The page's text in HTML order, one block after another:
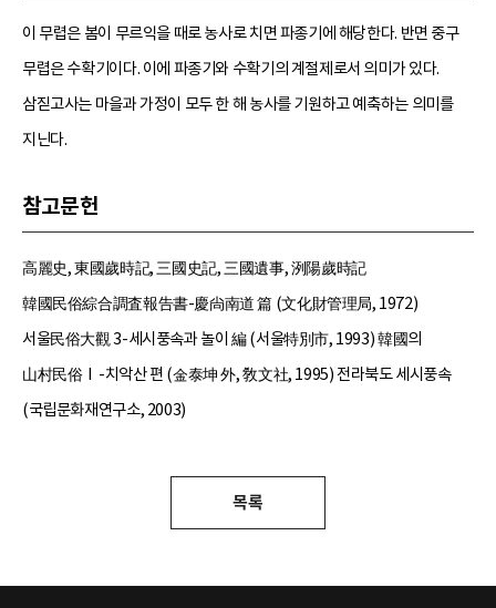
이 무렵은 봄이 무르익을 때로 농사로 치면 파종기에 해당한다. 반면 중구
무렵은 수확기이다. 이에 파종기와 수확기의 계절제로서 의미가 있다.
삼짇고사는 마을과 가정이 모두 한 해 농사를 기원하고 예축하는 의미를
지닌다.
참고문헌
高麗史, 東國歲時記, 三國史記, 三國遺事, 洌陽歲時記
韓國民俗綜合調査報告書-慶尙南道 篇 (文化財管理局, 1972)
서울民俗大觀 3-세시풍속과 놀이 編 (서울特別市, 1993) 韓國의
山村民俗Ⅰ-치악산 편 (金泰坤 外, 敎文社, 1995) 전라북도 세시풍속
(국립문화재연구소, 2003)
목록